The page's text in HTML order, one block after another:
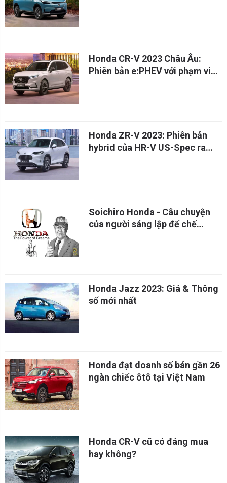
Honda CR-V 2023 Châu Âu:
Phiên bản e:PHEV với phạm vi
Honda ZR-V 2023: Phiên bản
hybrid của HR-V US-Spec ra
Soichiro Honda - Câu chuyện
của người sáng lập đế chế
Honda Jazz 2023: Giá & Thông
số mới nhất
Honda đạt doanh số bán gần 26
ngàn chiếc ôtô tại Việt Nam
Honda CR-V cũ có đáng mua
hay không?